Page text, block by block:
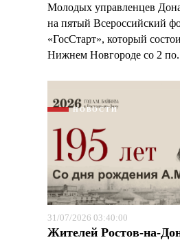
Молодых управленцев
на пятый Всероссийский
«ГосСтарт», который
Нижнем Новгороде со 2
НОВОСТИ
31/07/2026 03:40:00
Жителей Ростов-на-